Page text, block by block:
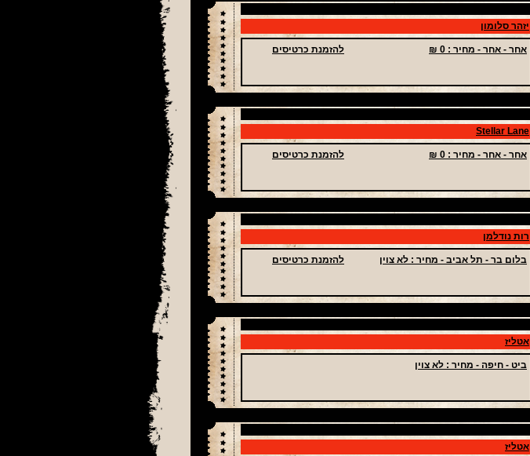
יזהר סלומון
אחר - אחר - מחיר : 0 ₪ להזמנת כרטיסים
Stellar Lane
אחר - אחר - מחיר : 0 ₪ להזמנת כרטיסים
רות נודלמן
בלום בר - תל אביב - מחיר : לא צוין להזמנת כרטיסים
אטליז
ביט - חיפה - מחיר : לא צוין
אטליז